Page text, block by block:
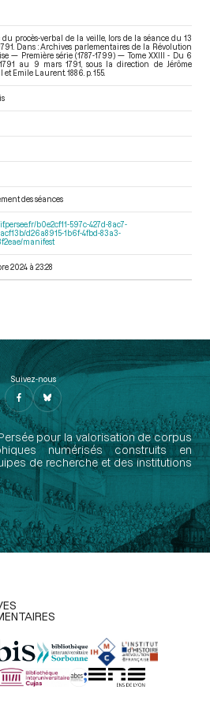
du procès-verbal de la veille, lors de la séance du 13
Dans : Archives parlementaires de la Révolution
— Première série (1787-1799) — Tome XXIII - Du 6
au 9 mars 1791
, sous la direction de Jérôme
et Emile Laurent. 1886. p. 155.
des séances
b0e2cf11-597c-427d-8ac7-
d26a8915-1b6f-4fbd-83a3-
manifest
2024 à 23:28
Suivez-nous
pour la valorisation de corpus
numérisés construits en
de recherche et des institutions